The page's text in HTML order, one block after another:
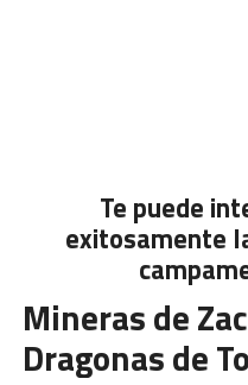
Te puede
exitosamente
Mineras de
Dragonas de